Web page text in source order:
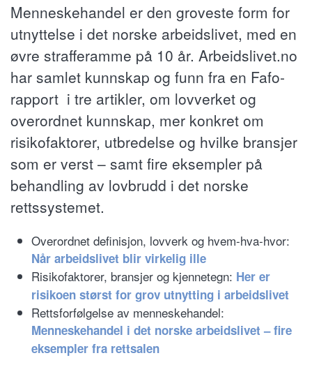
Menneskehandel er den groveste form for
utnyttelse i det norske arbeidslivet, med en
øvre strafferamme på 10 år. Arbeidslivet.no
har samlet kunnskap og funn fra en Fafo-
rapport i tre artikler, om lovverket og
overordnet kunnskap, mer konkret om
risikofaktorer, utbredelse og hvilke bransjer
som er verst – samt fire eksempler på
behandling av lovbrudd i det norske
rettssystemet.
Overordnet definisjon, lovverk og hvem-hva-hvor:
Når arbeidslivet blir virkelig ille
Risikofaktorer, bransjer og kjennetegn: Her er
risikoen størst for grov utnytting i arbeidslivet
Rettsforfølgelse av menneskehandel:
Menneskehandel i det norske arbeidslivet – fire
eksempler fra rettsalen